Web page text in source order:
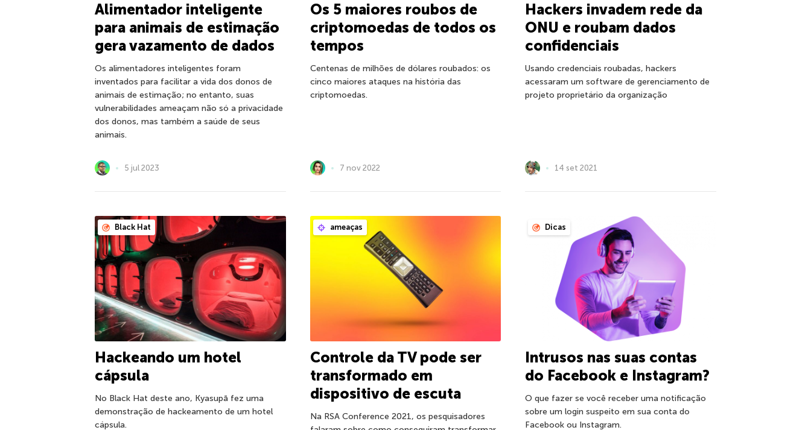
Alimentador inteligente
para animais de estimação
gera vazamento de dados
Os alimentadores inteligentes foram
inventados para facilitar a vida dos donos de
animais de estimação; no entanto, suas
vulnerabilidades ameaçam não só a privacidade
dos donos, mas também a saúde de seus
animais.
5 jul 2023
Os 5 maiores roubos de
criptomoedas de todos os
tempos
Centenas de milhões de dólares roubados: os
cinco maiores ataques na história das
criptomoedas.
7 nov 2022
Hackers invadem rede da
ONU e roubam dados
confidenciais
Usando credenciais roubadas, hackers
acessaram um software de gerenciamento de
projeto proprietário da organização
14 set 2021
Black Hat
Hackeando um hotel
cápsula
No Black Hat deste ano, Kyasupā fez uma
demonstração de hackeamento de um hotel
cápsula.
ameaças
Controle da TV pode ser
transformado em
dispositivo de escuta
Na RSA Conference 2021, os pesquisadores
Dicas
Intrusos nas suas contas
do Facebook e Instagram?
O que fazer se você receber uma notificação
sobre um login suspeito em sua conta do
Facebook ou Instagram.